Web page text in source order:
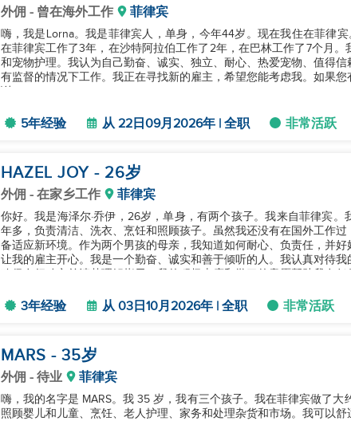
外佣 - 曾在海外工作 菲律宾
嗨，我是Lorna。我是菲律宾人，单身，今年44岁。现在我住在菲律
在菲律宾工作了3年，在沙特阿拉伯工作了2年，在巴林工作了7个月
和宠物护理。我认为自己勤奋、诚实、独立、耐心、热爱宠物、值得
有监督的情况下工作。我正在寻找新的雇主，希望您能考虑我。如果您
5年经验 从 22日09月2026年 | 全职 非常活跃
HAZEL JOY - 26岁
外佣 - 在家乡工作 菲律宾
你好。我是海泽尔·乔伊，26岁，单身，有两个孩子。我来自菲律宾
年多，负责清洁、洗衣、烹饪和照顾孩子。虽然我还没有在国外工作
备适应新环境。作为两个男孩的母亲，我知道如何耐心、负责任，并好
让我的雇主开心。我是一个勤奋、诚实和善于倾听的人。我认真对待我
3年经验 从 03日10月2026年 | 全职 非常活跃
MARS - 35岁
外佣 - 待业 菲律宾
嗨，我的名字是 MARS。我 35 岁，我有三个孩子。我在菲律宾做了
照顾婴儿和儿童、烹饪、老人护理、家务和处理杂货和市场。我可以